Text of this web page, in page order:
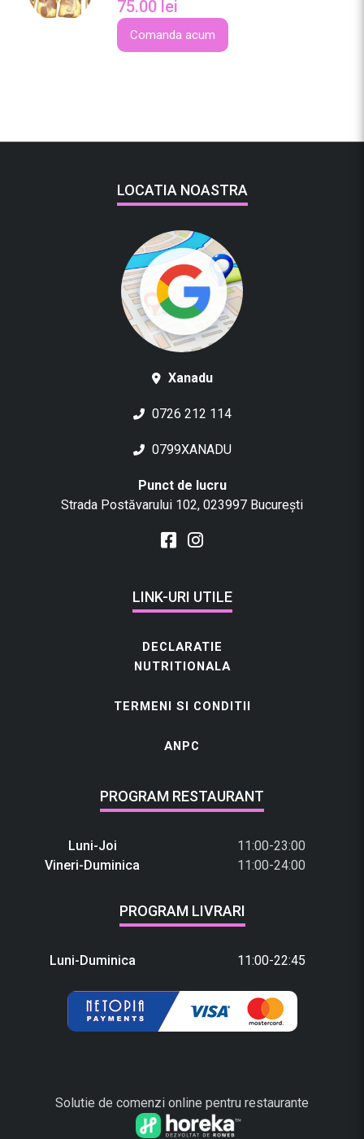
75.00 lei
Comanda acum
LOCATIA NOASTRA
Xanadu
0726 212 114
0799XANADU
Punct de lucru
Strada Postăvarului 102, 023997 București
LINK-URI UTILE
DECLARATIE
NUTRITIONALA
TERMENI SI CONDITII
ANPC
PROGRAM RESTAURANT
Luni-Joi
11:00-23:00
Vineri-Duminica
11:00-24:00
PROGRAM LIVRARI
Luni-Duminica 11:00-22:45
Solutie de comenzi online pentru restaurante